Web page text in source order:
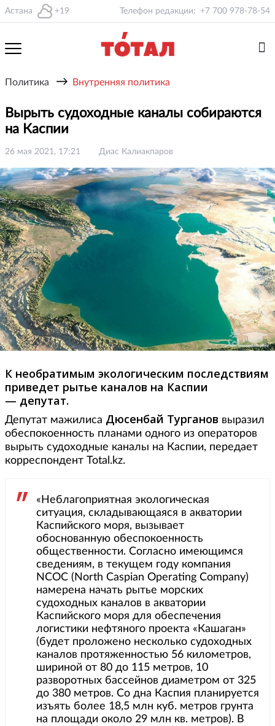
Астана +19 Телефон редакции: +7 700 978-78-54
Политика → Внутренняя политика
Вырыть судоходные каналы собираются
на Каспии
26 мая 2021, 17:21 Диас Калиакпаров
К необратимым экологическим последствиям
приведет рытье каналов на Каспии
— депутат.
Депутат мажилиса Дюсенбай Турганов выразил
обеспокоенность планами одного из операторов
вырыть судоходные каналы на Каспии, передает
корреспондент Total.kz.
«Неблагоприятная экологическая
ситуация, складывающаяся в акватории
Каспийского моря, вызывает
обоснованную обеспокоенность
общественности. Согласно имеющимся
сведениям, в текущем году компания
NCOC (North Caspian Operating Company)
намерена начать рытье морских
судоходных каналов в акватории
Каспийского моря для обеспечения
логистики нефтяного проекта «Кашаган»
(будет проложено несколько судоходных
каналов протяженностью 56 километров,
шириной от 80 до 115 метров, 10
разворотных бассейнов диаметром от 325
до 380 метров. Со дна Каспия планируется
изъять более 18,5 млн куб. метров грунта
на площади около 29 млн кв. метров). В